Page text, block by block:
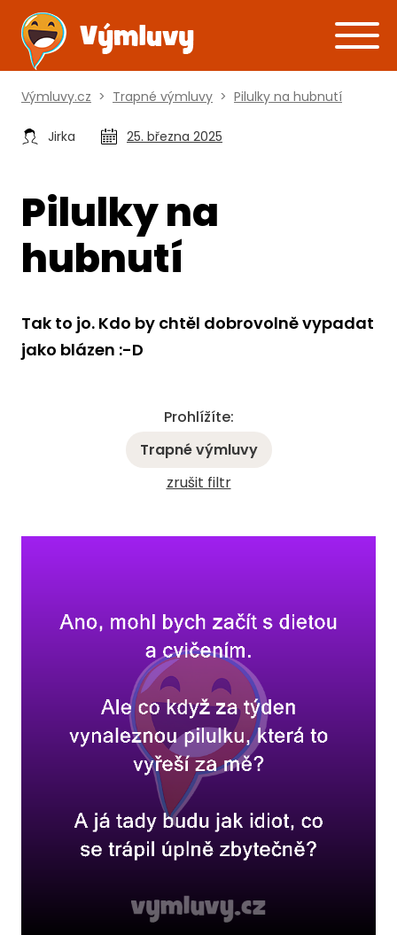
Výmluvy.cz > Trapné výmluvy > Pilulky na hubnutí
Jirka 25. března 2025
Pilulky na
hubnutí
Tak to jo. Kdo by chtěl dobrovolně vypadat
jako blázen :-D
Prohlížíte:
Trapné výmluvy
zrušit filtr